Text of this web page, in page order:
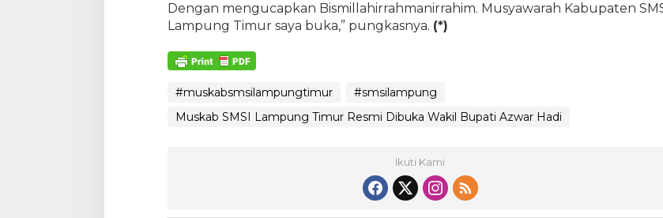
Dengan mengucapkan Bismillahirrahmanirrahim. Musyawarah Kabupaten
Lampung Timur saya buka,” pungkasnya. (*)
#muskabsmsilampungtimur
#smsilampung
Muskab SMSI Lampung Timur Resmi Dibuka Wakil Bupati Azwar Hadi
Ikuti Kami